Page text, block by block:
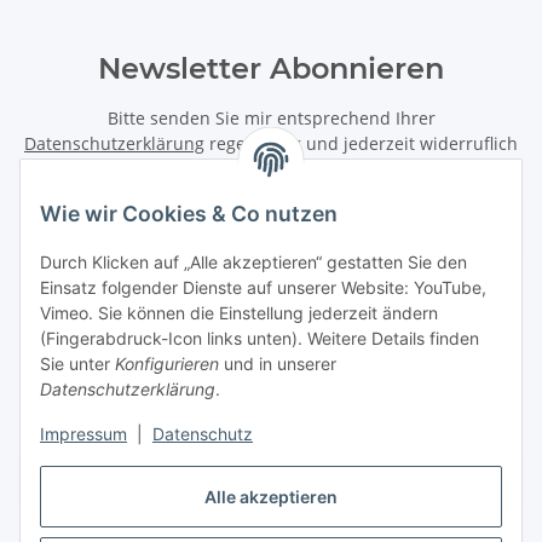
Alle akzeptieren
Wie wir Cookies & Co nutzen
Durch Klicken auf „Alle akzeptieren“ gestatten Sie den
Einsatz folgender Dienste auf unserer Website: YouTube,
Vimeo. Sie können die Einstellung jederzeit ändern
(Fingerabdruck-Icon links unten). Weitere Details finden
Sie unter Konfigurieren und in unserer
Datenschutzerklärung.
Impressum Datenschutz
Newsletter Abonnieren
Bitte senden Sie mir entsprechend Ihrer
Datenschutzerklärung regelmäßig und jederzeit widerruflich
Informationen zu Ihrem Produktsortiment per E-Mail zu.
Newsletter Abonnieren
Informationen
Gesetzliche Informationen